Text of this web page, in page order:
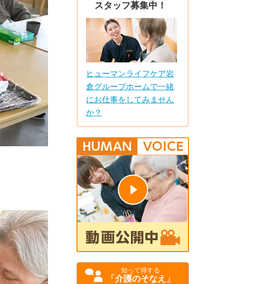
スタッフ募集中！
ヒューマンライフケア岩
倉グループホームで一緒
にお仕事をしてみません
か？
知って得する
「介護のそなえ」